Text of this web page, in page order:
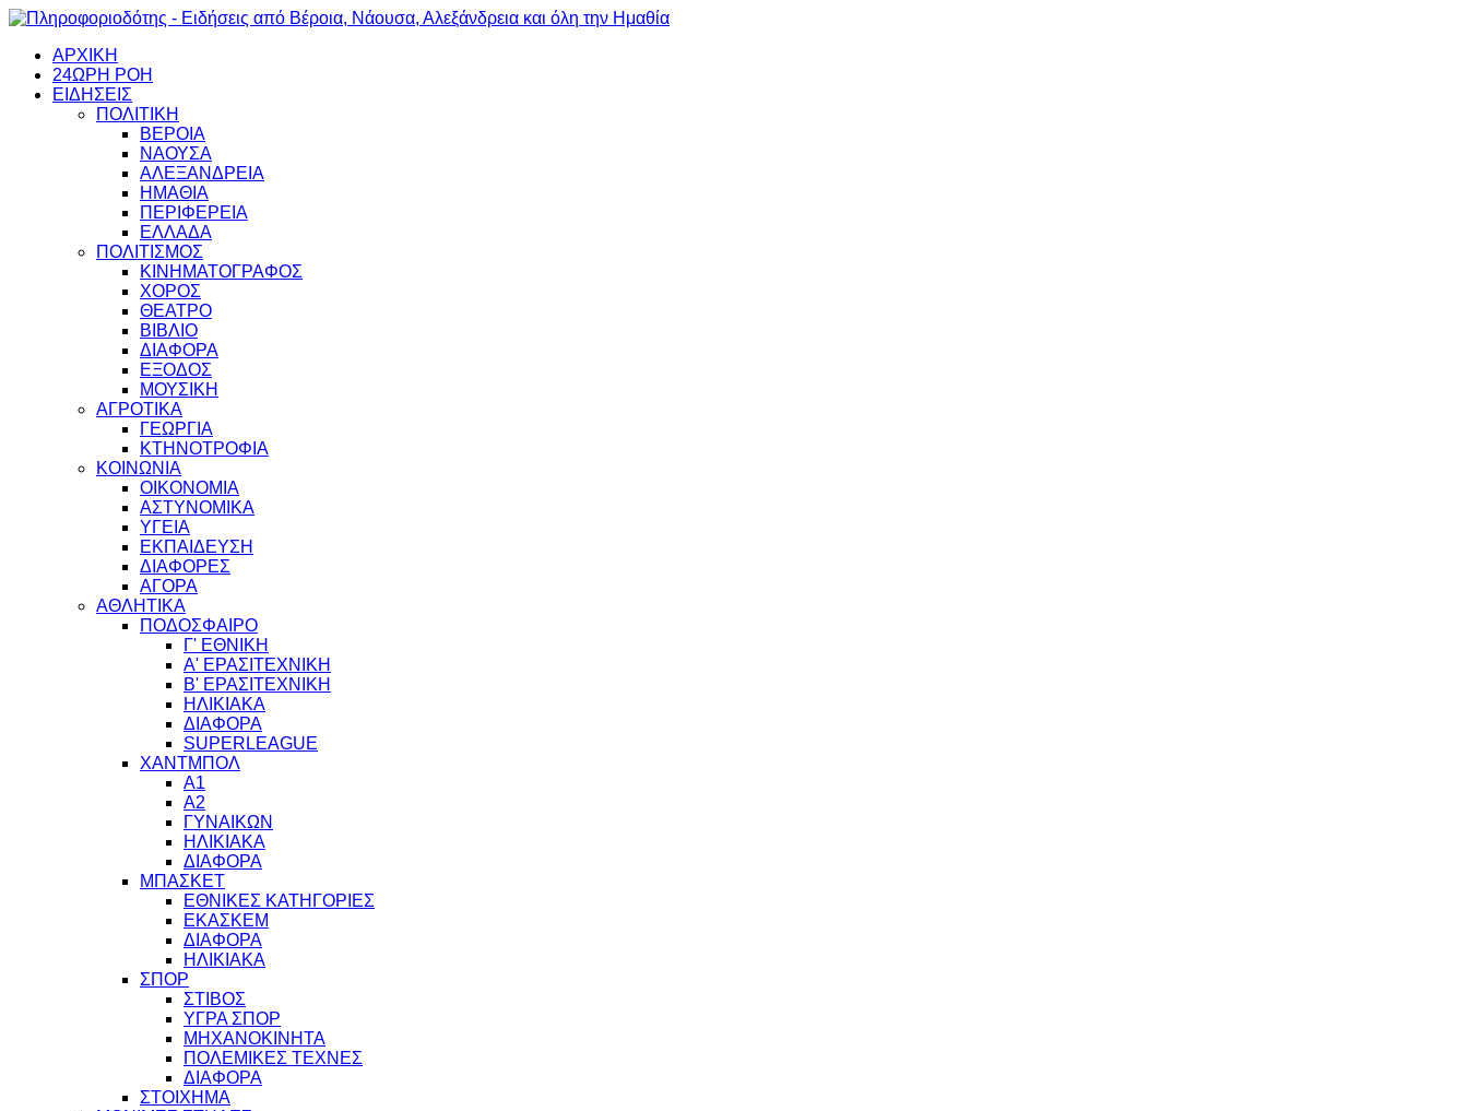
ΑΡΧΙΚΗ
24ΩΡΗ ΡΟΗ
ΕΙΔΗΣΕΙΣ
ΠΟΛΙΤΙΚΗ
ΒΕΡΟΙΑ
ΝΑΟΥΣΑ
ΑΛΕΞΑΝΔΡΕΙΑ
ΗΜΑΘΙΑ
ΠΕΡΙΦΕΡΕΙΑ
ΕΛΛΑΔΑ
ΠΟΛΙΤΙΣΜΟΣ
ΚΙΝΗΜΑΤΟΓΡΑΦΟΣ
ΧΟΡΟΣ
ΘΕΑΤΡΟ
ΒΙΒΛΙΟ
ΔΙΑΦΟΡΑ
ΕΞΟΔΟΣ
ΜΟΥΣΙΚΗ
ΑΓΡΟΤΙΚΑ
ΓΕΩΡΓΙΑ
ΚΤΗΝΟΤΡΟΦΙΑ
ΚΟΙΝΩΝΙΑ
ΟΙΚΟΝΟΜΙΑ
ΑΣΤΥΝΟΜΙΚΑ
ΥΓΕΙΑ
ΕΚΠΑΙΔΕΥΣΗ
ΔΙΑΦΟΡΕΣ
ΑΓΟΡΑ
ΑΘΛΗΤΙΚΑ
ΠΟΔΟΣΦΑΙΡΟ
Γ' ΕΘΝΙΚΗ
Α' ΕΡΑΣΙΤΕΧΝΙΚΗ
Β' ΕΡΑΣΙΤΕΧΝΙΚΗ
ΗΛΙΚΙΑΚΑ
ΔΙΑΦΟΡΑ
SUPERLEAGUE
ΧΑΝΤΜΠΟΛ
Α1
Α2
ΓΥΝΑΙΚΩΝ
ΗΛΙΚΙΑΚΑ
ΔΙΑΦΟΡΑ
ΜΠΑΣΚΕΤ
ΕΘΝΙΚΕΣ ΚΑΤΗΓΟΡΙΕΣ
ΕΚΑΣΚΕΜ
ΔΙΑΦΟΡΑ
ΗΛΙΚΙΑΚΑ
ΣΠΟΡ
ΣΤΙΒΟΣ
ΥΓΡΑ ΣΠΟΡ
ΜΗΧΑΝΟΚΙΝΗΤΑ
ΠΟΛΕΜΙΚΕΣ ΤΕΧΝΕΣ
ΔΙΑΦΟΡΑ
ΣΤΟΙΧΗΜΑ